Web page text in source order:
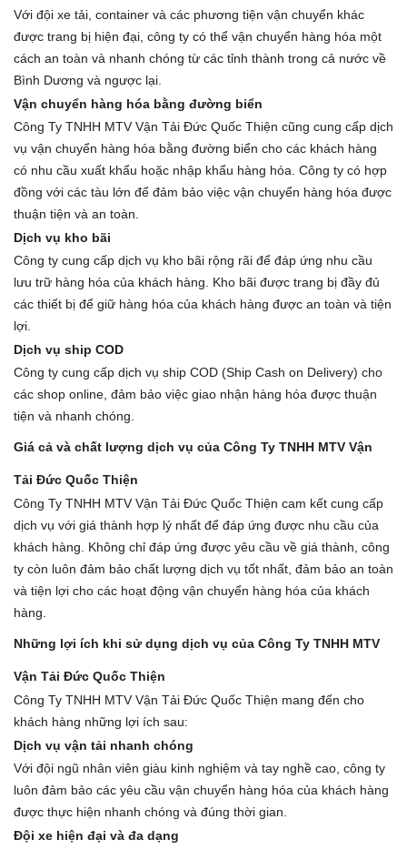
Với đội xe tải, container và các phương tiện vận chuyển khác
được trang bị hiện đại, công ty có thể vận chuyển hàng hóa một
cách an toàn và nhanh chóng từ các tỉnh thành trong cả nước về
Bình Dương và ngược lại.
Vận chuyển hàng hóa bằng đường biển
Công Ty TNHH MTV Vận Tải Đức Quốc Thiện cũng cung cấp dịch
vụ vận chuyển hàng hóa bằng đường biển cho các khách hàng
có nhu cầu xuất khẩu hoặc nhập khẩu hàng hóa. Công ty có hợp
đồng với các tàu lớn để đảm bảo việc vận chuyển hàng hóa được
thuận tiện và an toàn.
Dịch vụ kho bãi
Công ty cung cấp dịch vụ kho bãi rộng rãi để đáp ứng nhu cầu
lưu trữ hàng hóa của khách hàng. Kho bãi được trang bị đầy đủ
các thiết bị để giữ hàng hóa của khách hàng được an toàn và tiện
lợi.
Dịch vụ ship COD
Công ty cung cấp dịch vụ ship COD (Ship Cash on Delivery) cho
các shop online, đảm bảo việc giao nhận hàng hóa được thuận
tiện và nhanh chóng.
Giá cả và chất lượng dịch vụ của Công Ty TNHH MTV Vận
Tải Đức Quốc Thiện
Công Ty TNHH MTV Vận Tải Đức Quốc Thiện cam kết cung cấp
dịch vụ với giá thành hợp lý nhất để đáp ứng được nhu cầu của
khách hàng. Không chỉ đáp ứng được yêu cầu về giá thành, công
ty còn luôn đảm bảo chất lượng dịch vụ tốt nhất, đảm bảo an toàn
và tiện lợi cho các hoạt động vận chuyển hàng hóa của khách
hàng.
Những lợi ích khi sử dụng dịch vụ của Công Ty TNHH MTV
Vận Tải Đức Quốc Thiện
Công Ty TNHH MTV Vận Tải Đức Quốc Thiện mang đến cho
khách hàng những lợi ích sau:
Dịch vụ vận tải nhanh chóng
Với đội ngũ nhân viên giàu kinh nghiệm và tay nghề cao, công ty
luôn đảm bảo các yêu cầu vận chuyển hàng hóa của khách hàng
được thực hiện nhanh chóng và đúng thời gian.
Đội xe hiện đại và đa dạng